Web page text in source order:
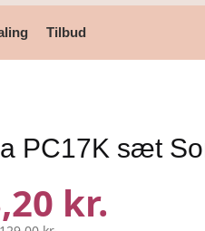
Tilbud
PC17K sæt
kr.